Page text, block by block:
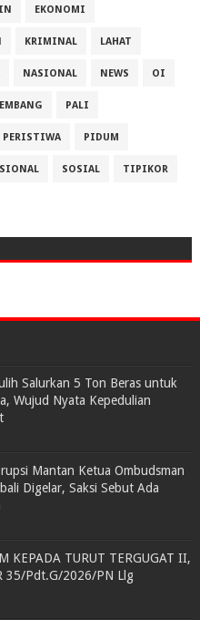
EKONOMI
KRIMINAL LAHAT
NASIONAL NEWS OI
PALI
PERISTIWA PIDUM
SOSIAL TIPIKOR
Salurkan 5 Ton Beras untuk
Wujud Nyata Kepedulian
Mantan Ketua Ombudsman
Digelar, Saksi Sebut Ada
KEPADA TURUT TERGUGAT II,
35/Pdt.G/2026/PN Llg